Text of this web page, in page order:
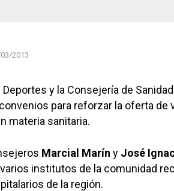
2013
y la Consejería de
para reforzar la oferta de
materia sanitaria.
Marcial Marín y José
institutos de la comunidad
de la región.